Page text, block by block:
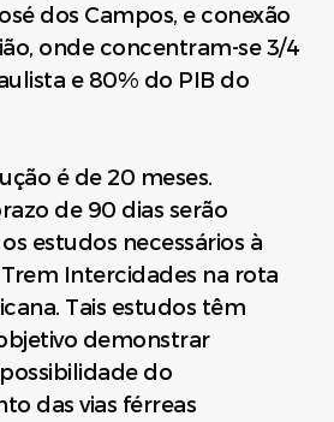
dos Campos, e conexão
onde concentram-se 3/4
e 80% do PIB do
é de 20 meses.
de 90 dias serão
estudos necessários à
Intercidades na rota
Tais estudos têm
demonstrar
do
das vias férreas